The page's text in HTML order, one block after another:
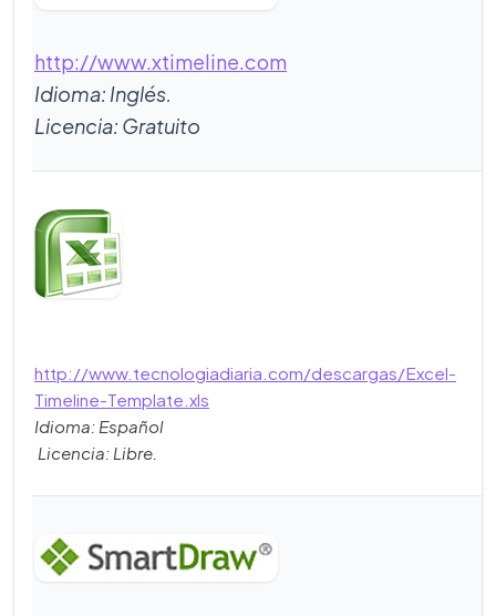
http://www.xtimeline.com
Idioma: Inglés.
Licencia: Gratuito
http://www.tecnologiadiaria.com/descargas/Excel-
Timeline-Template.xls
Idioma: Español
Licencia: Libre.